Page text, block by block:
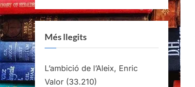
Més llegits
L’ambició de l’Aleix, Enric
Valor (33.210)